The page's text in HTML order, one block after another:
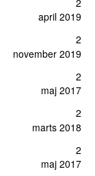
april 2019
november 2019
2
maj 2017
2
marts 2018
2
maj 2017
2